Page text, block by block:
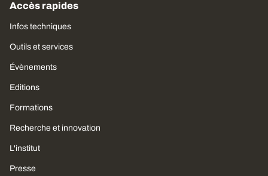
Accès rapides
Infos techniques
Outils et services
Évènements
Editions
Formations
Recherche et innovation
L'institut
Presse